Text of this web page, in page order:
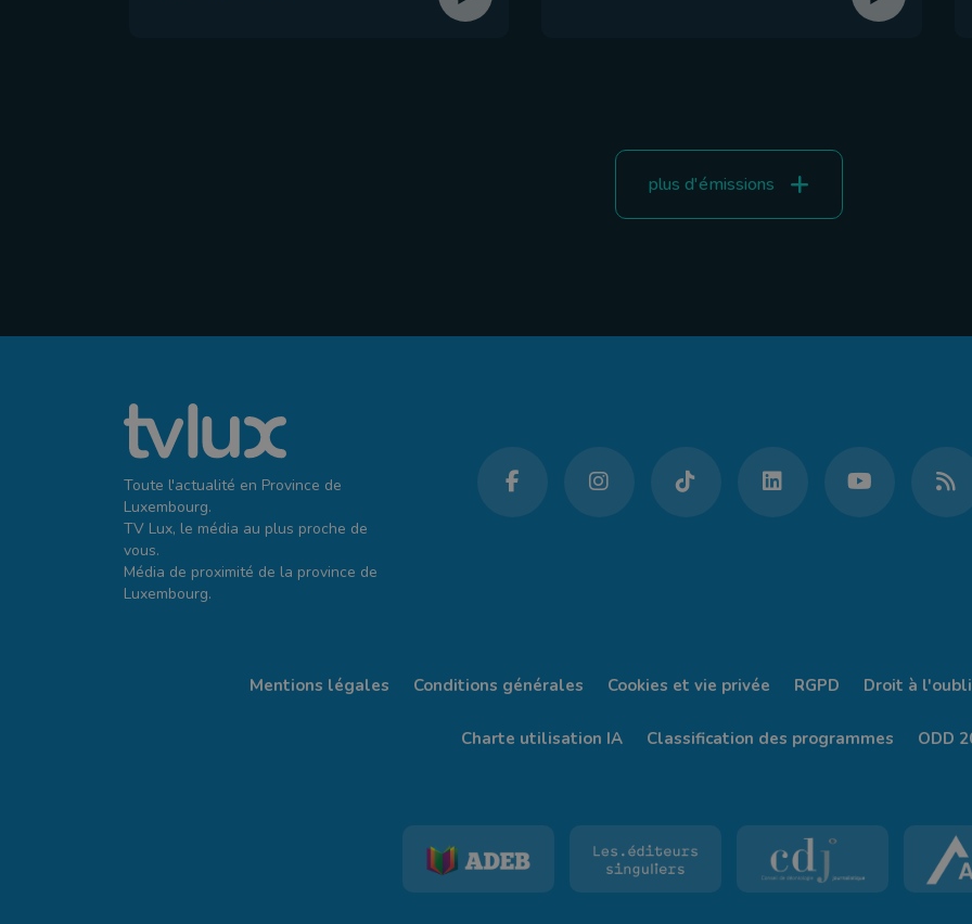
plus d'émissions
Toute l'actualité en Province de
Luxembourg.
TV Lux, le média au plus proche de
vous.
Média de proximité de la province de
Luxembourg.
Mentions légales Conditions générales Cookies et vie privée RGPD Droit à l'oubli
Charte utilisation IA Classification des programmes ODD